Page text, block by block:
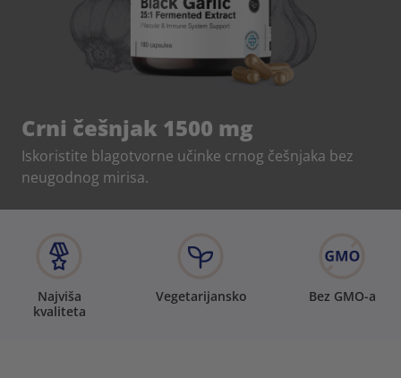
Crni češnjak 1500 mg
Iskoristite blagotvorne učinke crnog češnjaka bez
neugodnog mirisa.
Najviša
kvaliteta
Vegetarijansko Bez GMO-a